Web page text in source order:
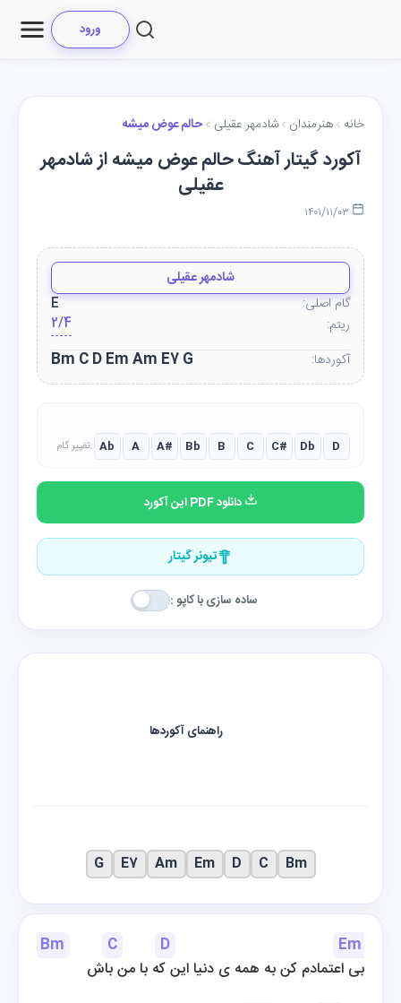
ورود
خانه هنرمندان شادمهر عقیلی حالم عوض میشه
آکورد گیتار آهنگ حالم عوض میشه از شادمهر
عقیلی
شادمهر عقیلی
گام اصلی:
E
ریتم:
2/4
آکوردها:
Bm C D Em Am E7 G
تغییر گام: Ab A A# Bb B C C# Db D
دانلود PDF این آکورد
تیونر گیتار
ساده سازی با کاپو :
Bm C D
Em
بی اعتمادم کن به همه ی دنیا این که با من باش
راهنمای آکوردها
Bm
C
D
Em
Am
E7
G